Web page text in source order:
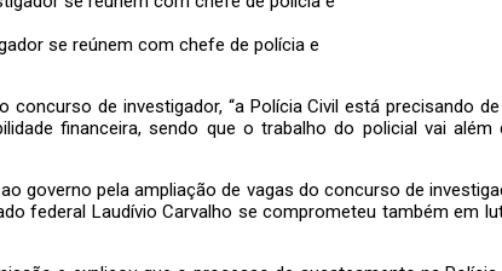
se reúnem com chefe de polícia e
de investigador, “a Polícia Civil está precisando
financeira, sendo que o trabalho do policial vai
governo pela ampliação de vagas do concurso de
federal Laudívio Carvalho se comprometeu também em